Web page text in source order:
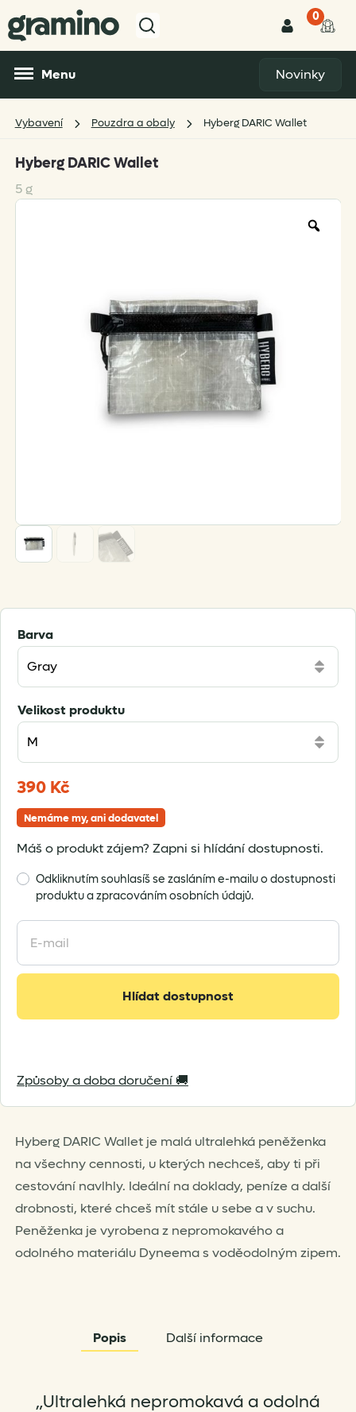
0
Menu Novinky
Vybavení Pouzdra a obaly Hyberg DARIC Wallet
Hyberg DARIC Wallet
5 g
Hyberg DARIC Wallet je malá ultralehká peněženka
na všechny cennosti, u kterých nechceš, aby ti při
cestování navlhly. Ideální na doklady, peníze a další
drobnosti, které chceš mít stále u sebe a v suchu.
Peněženka je vyrobena z nepromokavého a
odolného materiálu Dyneema s voděodolným zipem.
Barva
Velikost produktu
390 Kč
Nemáme my, ani dodavatel
Máš o produkt zájem? Zapni si hlídání dostupnosti.
Odkliknutím souhlasíš se zasláním e-mailu o dostupnosti
produktu a zpracováním osobních údajů.
Enter
your
email
join
for
Hlídat dostupnost
Způsoby a doba doručení 🚚
Popis Další informace
„Ultralehká nepromokavá a odolná